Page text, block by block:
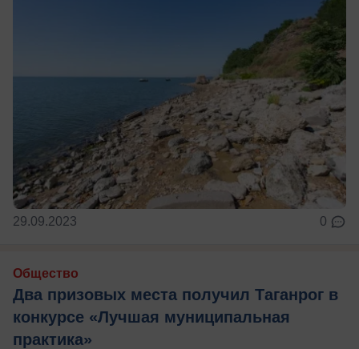
29.09.2023 0
Общество
Два призовых места получил Таганрог в
конкурсе «Лучшая муниципальная
практика»